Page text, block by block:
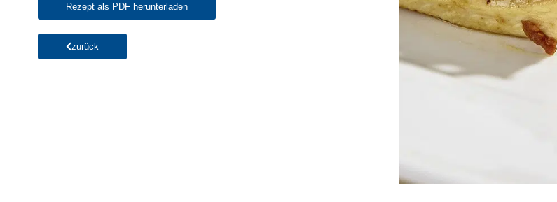
Rezept als PDF herunterladen
zurück